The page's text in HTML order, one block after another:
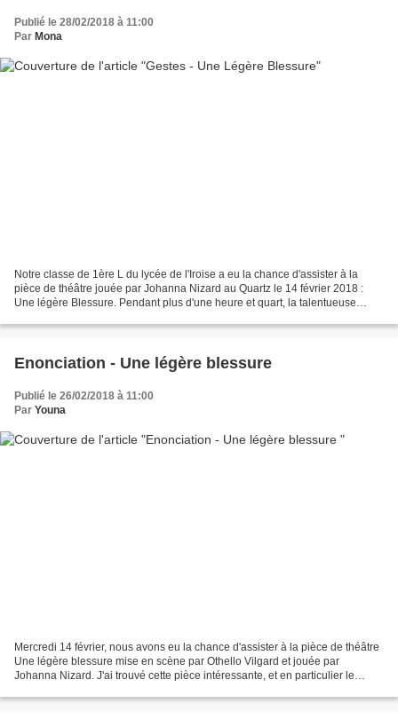
Publié le 28/02/2018 à 11:00
Par Mona
Notre classe de 1ère L du lycée de l'Iroise a eu la chance d'assister à la
pièce de théâtre jouée par Johanna Nizard au Quartz le 14 février 2018 :
Une légère Blessure. Pendant plus d'une heure et quart, la talentueuse
Enonciation - Une légère blessure
Publié le 26/02/2018 à 11:00
Par Youna
Mercredi 14 février, nous avons eu la chance d'assister à la pièce de théâtre
Une légère blessure mise en scène par Othello Vilgard et jouée par
Johanna Nizard. J'ai trouvé cette pièce intéressante, et en particulier le